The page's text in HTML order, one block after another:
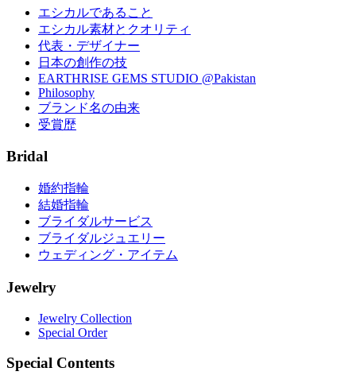
エシカルであること
エシカル素材とクオリティ
代表・デザイナー
日本の創作の技
EARTHRISE GEMS STUDIO @Pakistan
Philosophy
ブランド名の由来
受賞歴
Bridal
婚約指輪
結婚指輪
ブライダルサービス
ブライダルジュエリー
ウェディング・アイテム
Jewelry
Jewelry Collection
Special Order
Special Contents